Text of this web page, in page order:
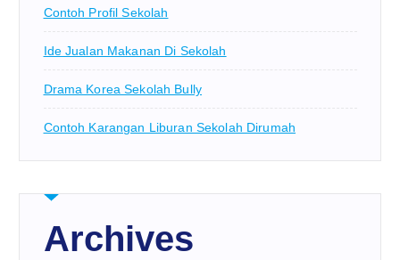
Contoh Profil Sekolah
Ide Jualan Makanan Di Sekolah
Drama Korea Sekolah Bully
Contoh Karangan Liburan Sekolah Dirumah
Archives